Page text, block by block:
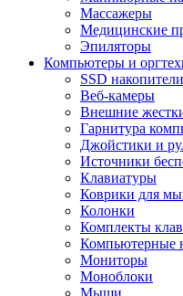
Массажеры
Медицинские
Эпиляторы
Компьютеры и
SSD накопители
Веб-камеры
Внешние
Гарнитура
Джойстики и
Источники
Клавиатуры
Коврики для
Колонки
Комплекты
Компьютерные
Мониторы
Моноблоки
Мыши